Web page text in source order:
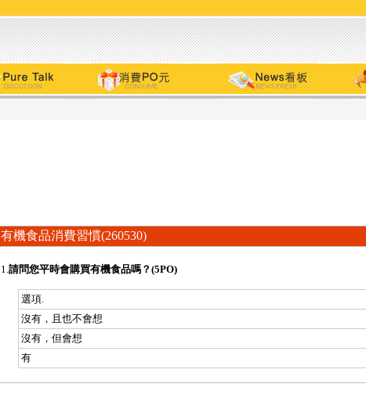
有機食品消費習慣(260530)
1.請問您平時會購買有機食品嗎？(5PO)
選項.
沒有，且也不會想
沒有，但會想
有